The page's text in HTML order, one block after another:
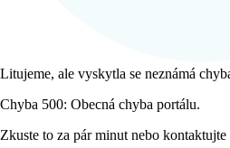
Litujeme, ale vyskytla se neznámá
Chyba 500: Obecná chyba portálu.
Zkuste to za pár minut nebo